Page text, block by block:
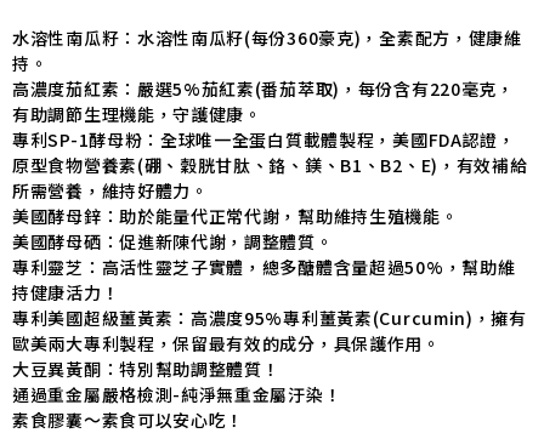
水溶性南瓜籽：水溶性南瓜籽(每份360豪克)，全素配方，健康維
持。
高濃度茄紅素：嚴選5%茄紅素(番茄萃取)，每份含有220毫克，
有助調節生理機能，守護健康。
專利SP-1酵母粉：全球唯一全蛋白質載體製程，美國FDA認證，
原型食物營養素(硼、穀胱甘肽、鉻、鎂、B1、B2、E)，有效補給
所需營養，維持好體力。
美國酵母鋅：助於能量代正常代謝，幫助維持生殖機能。
美國酵母硒：促進新陳代謝，調整體質。
專利靈芝：高活性靈芝子實體，總多醣體含量超過50%，幫助維
持健康活力！
專利美國超級薑黃素：高濃度95%專利薑黃素(Curcumin)，擁有
歐美兩大專利製程，保留最有效的成分，具保護作用。
大豆異黃酮：特別幫助調整體質！
通過重金屬嚴格檢測-純淨無重金屬汙染！
素食膠囊～素食可以安心吃！